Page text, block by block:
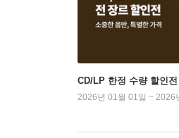
CD/LP 한정 수량 할인전
2026년 01월 01일 ~ 2026